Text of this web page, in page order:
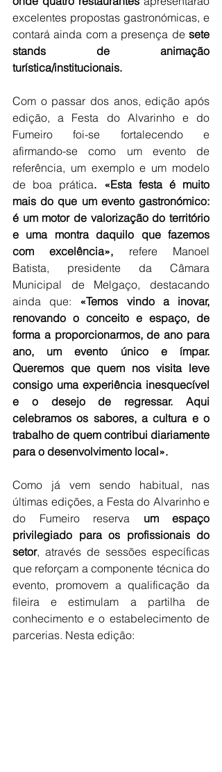
excelentes propostas gastronómicas, e
contará ainda com a presença de sete
stands de animação
turística/institucionais.
Com o passar dos anos, edição após
edição, a Festa do Alvarinho e do
Fumeiro foi-se fortalecendo e
afirmando-se como um evento de
referência, um exemplo e um modelo
de boa prática. «Esta festa é muito
mais do que um evento gastronómico:
é um motor de valorização do território
e uma montra daquilo que fazemos
com excelência», refere Manoel
Batista, presidente da Câmara
Municipal de Melgaço, destacando
ainda que: «Temos vindo a inovar,
renovando o conceito e espaço, de
forma a proporcionarmos, de ano para
ano, um evento único e ímpar.
Queremos que quem nos visita leve
consigo uma experiência inesquecível
e o desejo de regressar. Aqui
celebramos os sabores, a cultura e o
trabalho de quem contribui diariamente
para o desenvolvimento local».
Como já vem sendo habitual, nas
últimas edições, a Festa do Alvarinho e
do Fumeiro reserva um espaço
privilegiado para os profissionais do
setor, através de sessões específicas
que reforçam a componente técnica do
evento, promovem a qualificação da
fileira e estimulam a partilha de
conhecimento e o estabelecimento de
parcerias. Nesta edição: